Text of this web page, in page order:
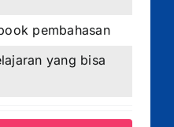
pembahasan
yang bisa